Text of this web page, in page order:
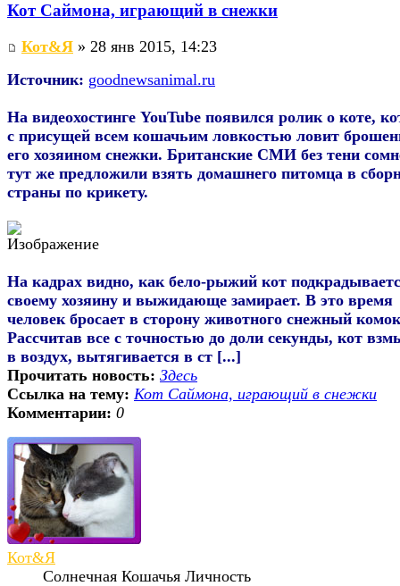
Кот Саймона, играющий в снежки
Кот&Я » 28 янв 2015, 14:23
Источник: goodnewsanimal.ru
На видеохостинге YouTube появился ролик о коте,
с присущей всем кошачьим ловкостью ловит
его хозяином снежки. Британские СМИ без тени
тут же предложили взять домашнего питомца в
страны по крикету.
На кадрах видно, как бело-рыжий кот
своему хозяину и выжидающе замирает. В это время
человек бросает в сторону животного снежный
Рассчитав все с точностью до доли секунды, кот
в воздух, вытягивается в ст [...]
Прочитать новость: Здесь
Ссылка на тему: Кот Саймона, играющий в снежки
Комментарии: 0
Кот&Я
Солнечная Кошачья Личность